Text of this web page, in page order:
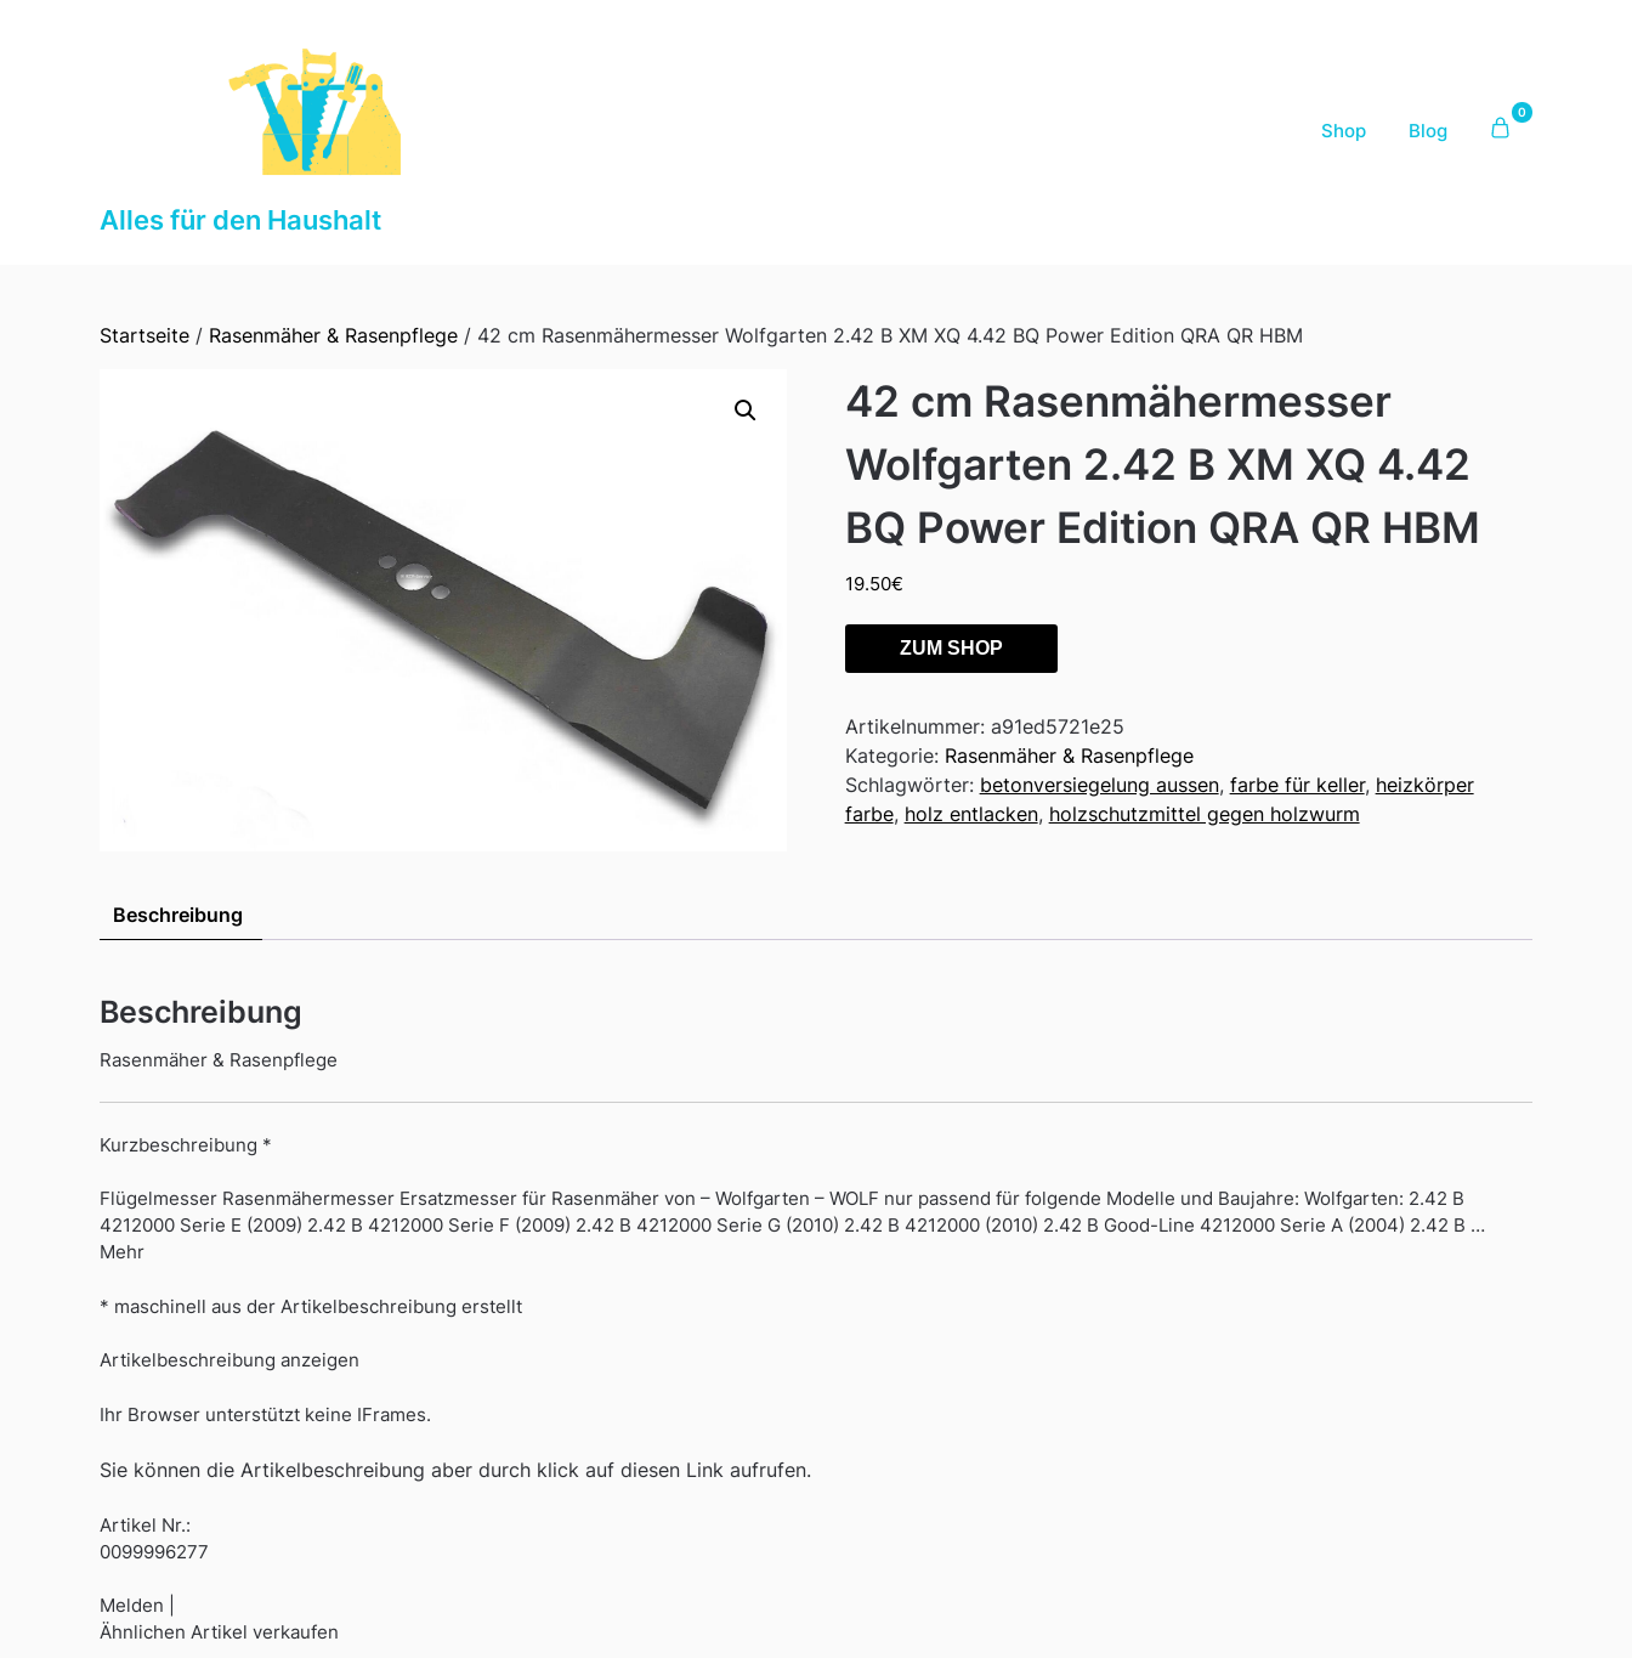
Alles für den Haushalt
Shop Blog
0
Startseite / Rasenmäher & Rasenpflege / 42 cm Rasenmähermesser Wolfgarten 2.42 B XM XQ 4.42 BQ Power Edition QRA QR HBM
42 cm Rasenmähermesser
Wolfgarten 2.42 B XM XQ 4.42
BQ Power Edition QRA QR HBM
19.50€
ZUM SHOP
Artikelnummer: a91ed5721e25
Kategorie: Rasenmäher & Rasenpflege
Schlagwörter: betonversiegelung aussen, farbe für keller, heizkörper
farbe, holz entlacken, holzschutzmittel gegen holzwurm
Beschreibung
Beschreibung
Rasenmäher & Rasenpflege
Kurzbeschreibung *
Flügelmesser Rasenmähermesser Ersatzmesser für Rasenmäher von – Wolfgarten – WOLF nur passend für folgende Modelle und Baujahre: Wolfgarten: 2.42 B
4212000 Serie E (2009) 2.42 B 4212000 Serie F (2009) 2.42 B 4212000 Serie G (2010) 2.42 B 4212000 (2010) 2.42 B Good-Line 4212000 Serie A (2004) 2.42 B …
Mehr
* maschinell aus der Artikelbeschreibung erstellt
Artikelbeschreibung anzeigen
Ihr Browser unterstützt keine IFrames.
Sie können die Artikelbeschreibung aber durch klick auf diesen Link aufrufen.
Artikel Nr.:
0099996277
Melden |
Ähnlichen Artikel verkaufen